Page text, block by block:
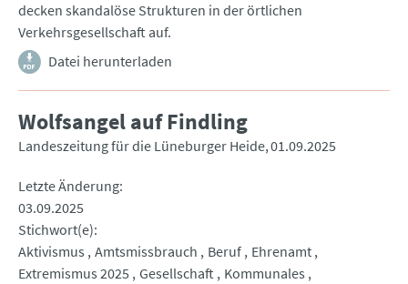
decken skandalöse Strukturen in der örtlichen
Verkehrsgesellschaft auf.
Datei herunterladen
Wolfsangel auf Findling
Landeszeitung für die Lüneburger Heide 01.09.2025
Letzte Änderung
03.09.2025
Stichwort(e)
Aktivismus Amtsmissbrauch Beruf Ehrenamt
Extremismus 2025 Gesellschaft Kommunales